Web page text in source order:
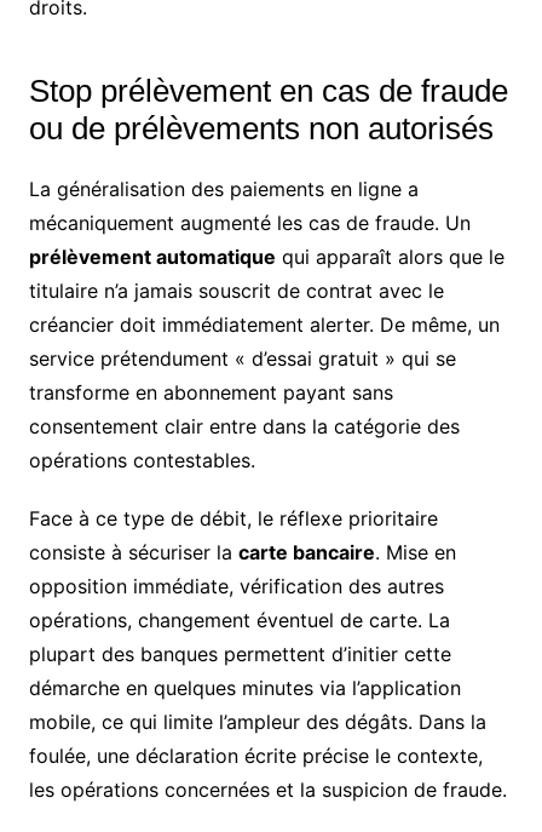
droits.
Stop prélèvement en cas de fraude
ou de prélèvements non autorisés
La généralisation des paiements en ligne a
mécaniquement augmenté les cas de fraude. Un
prélèvement automatique qui apparaît alors que le
titulaire n’a jamais souscrit de contrat avec le
créancier doit immédiatement alerter. De même, un
service prétendument « d’essai gratuit » qui se
transforme en abonnement payant sans
consentement clair entre dans la catégorie des
opérations contestables.
Face à ce type de débit, le réflexe prioritaire
consiste à sécuriser la carte bancaire. Mise en
opposition immédiate, vérification des autres
opérations, changement éventuel de carte. La
plupart des banques permettent d’initier cette
démarche en quelques minutes via l’application
mobile, ce qui limite l’ampleur des dégâts. Dans la
foulée, une déclaration écrite précise le contexte,
les opérations concernées et la suspicion de fraude.